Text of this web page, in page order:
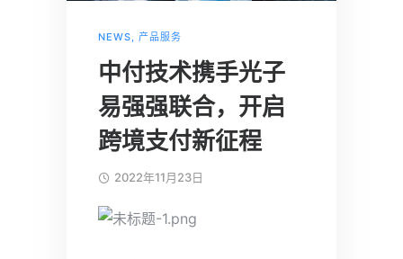
NEWS, 产品服务
中付技术携手光子
易强强联合，开启
跨境支付新征程
2022年11月23日